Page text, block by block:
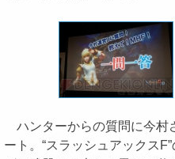
ハンターからの質問に今村
ート。“スラッシュアックス